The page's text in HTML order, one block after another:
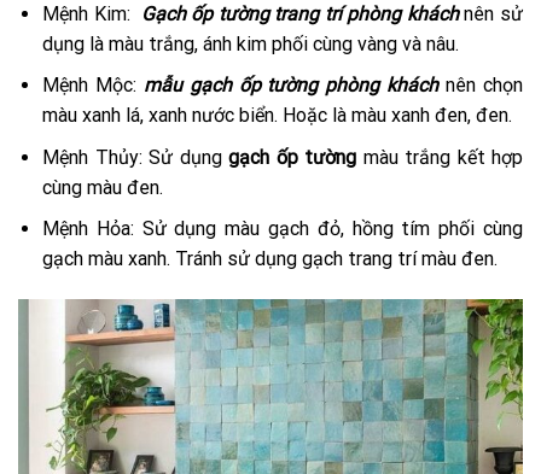
Mệnh Kim: Gạch ốp tường trang trí phòng kháchnên sử
dụng là màu trắng, ánh kim phối cùng vàng và nâu.
Mệnh Mộc: mẫu gạch ốp tường phòng kháchnên chọn
màu xanh lá, xanh nước biển. Hoặc là màu xanh đen, đen.
Mệnh Thủy: Sử dụng gạch ốp tường màu trắng kết hợp
cùng màu đen.
Mệnh Hỏa: Sử dụng màu gạch đỏ, hồng tím phối cùng
gạch màu xanh. Tránh sử dụng gạch trang trí màu đen.